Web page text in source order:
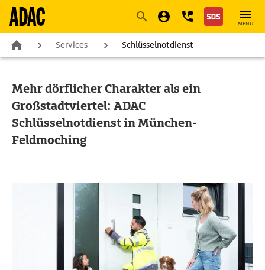
NavigationSuche
MENÜ
Services Schlüsselnotdienst
Mehr dörflicher Charakter als ein
Großstadtviertel: ADAC
Schlüsselnotdienst in München-
Feldmoching